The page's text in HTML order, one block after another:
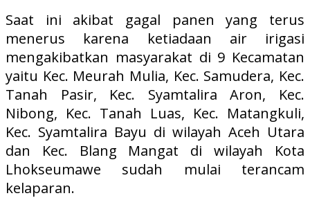
Saat ini akibat gagal panen yang terus
menerus karena ketiadaan air irigasi
mengakibatkan masyarakat di 9 Kecamatan
yaitu Kec. Meurah Mulia, Kec. Samudera, Kec.
Tanah Pasir, Kec. Syamtalira Aron, Kec.
Nibong, Kec. Tanah Luas, Kec. Matangkuli,
Kec. Syamtalira Bayu di wilayah Aceh Utara
dan Kec. Blang Mangat di wilayah Kota
Lhokseumawe sudah mulai terancam
kelaparan.